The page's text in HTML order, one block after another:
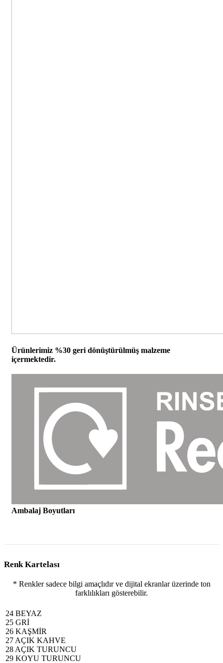
Ürünlerimiz %30 geri dönüştürülmüş malzeme
içermektedir.
Ambalaj Boyutları
Renk Kartelası
* Renkler sadece bilgi amaçlıdır ve dijital ekranlar üzerinde ton
farklılıkları gösterebilir.
24 BEYAZ
25 GRİ
26 KAŞMİR
27 AÇIK KAHVE
28 AÇIK TURUNCU
29 KOYU TURUNCU